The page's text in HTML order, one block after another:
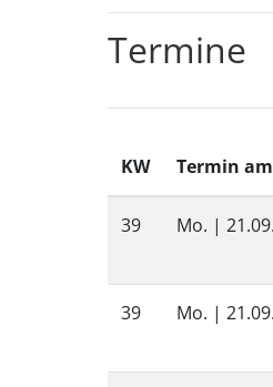
Termine
KW Termin
39 Mo. |
39 Mo. |